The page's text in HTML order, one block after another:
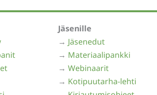
Jäsenille
→ Jäsenedut
→ Materiaalipankki
→ Webinaarit
→ Kotipuutarha-lehti